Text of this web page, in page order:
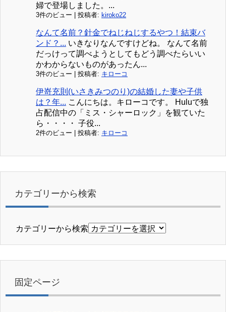
婦で登場しました。...
3件のビュー 投稿者: kiroko22
なんて名前？針金でねじねじするやつ！結束バ
ンド？... いきなりなんですけどね。 なんて名前
だっけって調べようとしてもどう調べたらいい
かわからないものがあったん...
3件のビュー 投稿者: キローコ
伊嵜充則(いさきみつのり)の結婚した妻や子供
は？年... こんにちは。キローコです。 Huluで独
占配信中の「ミス・シャーロック」を観ていた
ら・・・・ 子役...
2件のビュー 投稿者: キローコ
カテゴリーから検索
カテゴリーから検索
固定ページ